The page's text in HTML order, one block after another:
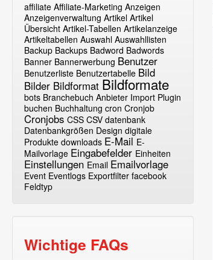
affiliate Affiliate-Marketing Anzeigen
Anzeigenverwaltung Artikel Artikel
Übersicht Artikel-Tabellen Artikelanzeige
Artikeltabellen Auswahl Auswahllisten
Backup Backups Badword Badwords
Banner Bannerwerbung Benutzer
Benutzerliste Benutzertabelle Bild
Bilder Bildformat Bildformate
bots Branchebuch Anbieter Import Plugin
buchen Buchhaltung cron Cronjob
Cronjobs CSS CSV datenbank
Datenbankgrößen Design digitale
Produkte downloads E-Mail E-
Mailvorlage Eingabefelder Einheiten
Einstellungen Email Emailvorlage
Event Eventlogs Exportfilter facebook
Feldtyp
Wichtige FAQs